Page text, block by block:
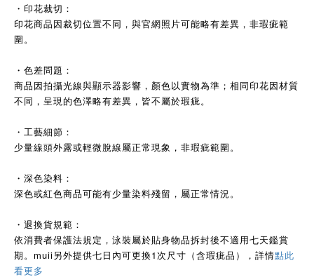
・印花裁切：
印花商品因裁切位置不同，與官網照片可能略有差異，非瑕疵範
圍。
・色差問題：
商品因拍攝光線與顯示器影響，顏色以實物為準；相同印花因材質
不同，呈現的色澤略有差異，皆不屬於瑕疵。
・工藝細節：
少量線頭外露或輕微脫線屬正常現象，非瑕疵範圍。
・深色染料：
深色或紅色商品可能有少量染料殘留，屬正常情況。
・退換貨規範：
依消費者保護法規定，泳裝屬於貼身物品拆封後不適用七天鑑賞
期。muii另外提供七日內可更換1次尺寸（含瑕疵品），詳情點此
看更多